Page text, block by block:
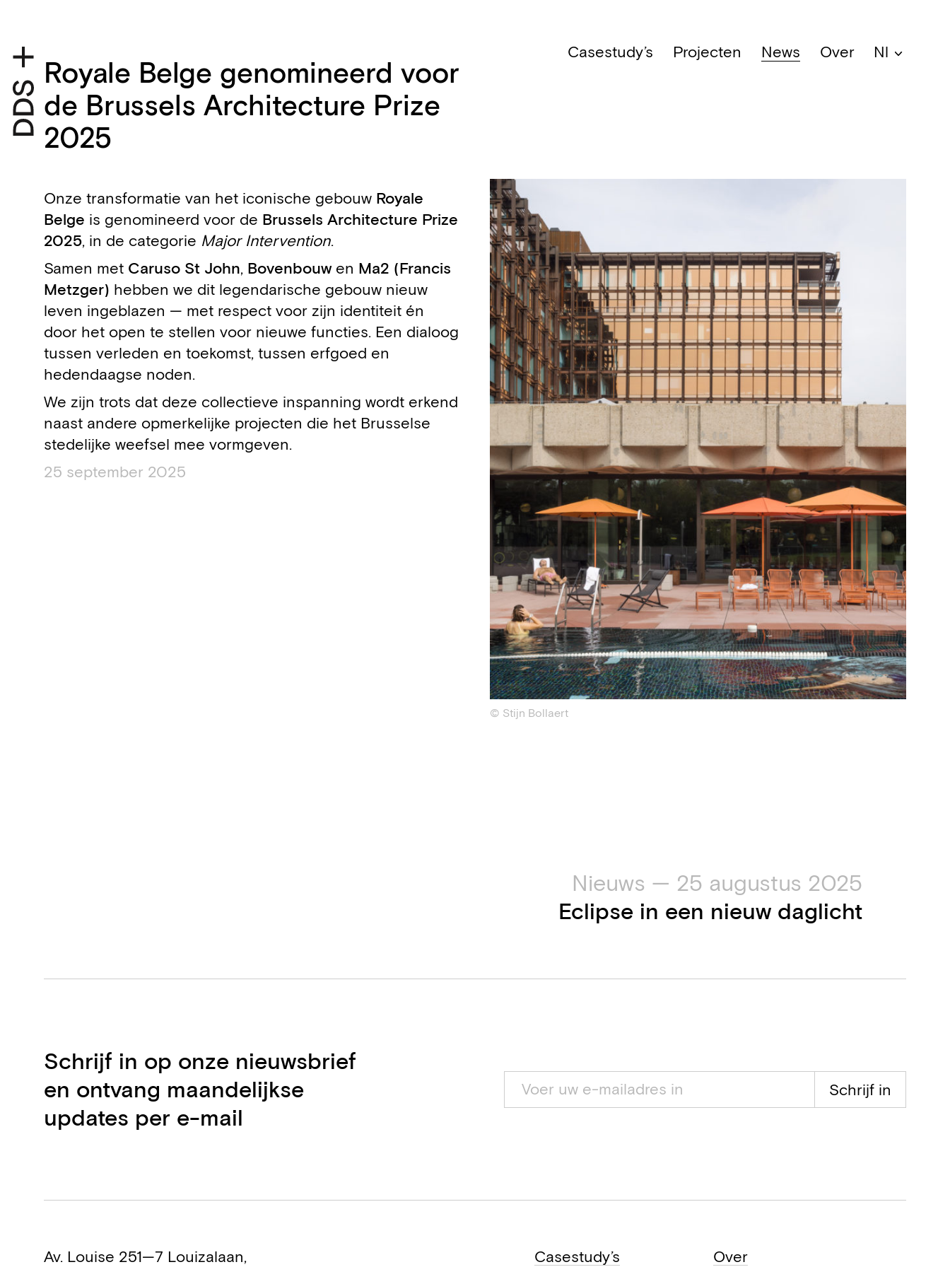
Casestudy’s Projecten News Over Nl
Royale Belge genomineerd voor
de Brussels Architecture Prize
2025
Onze transformatie van het iconische gebouw Royale
Belge is genomineerd voor de Brussels Architecture Prize
2025, in de categorie Major Intervention.
Samen met Caruso St John, Bovenbouwen Ma2 (Francis
Metzger) hebben we dit legendarische gebouw nieuw
leven ingeblazen — met respect voor zijn identiteit én
door het open te stellen voor nieuwe functies. Een dialoog
tussen verleden en toekomst, tussen erfgoed en
hedendaagse noden.
We zijn trots dat deze collectieve inspanning wordt erkend
naast andere opmerkelijke projecten die het Brusselse
stedelijke weefsel mee vormgeven.
25 september 2025
© Stijn Bollaert
Nieuws — 25 augustus 2025
Eclipse in een nieuw daglicht
Schrijf in op onze nieuwsbrief
en ontvang maandelijkse
updates per e-mail
Schrijf in
Av. Louise 251—7 Louizalaan, Casestudy’s Over